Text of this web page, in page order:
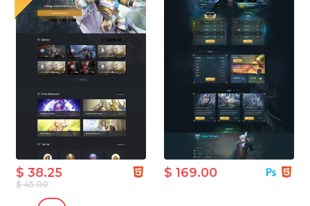
$ 45.00
$ 38.25 $ 169.00